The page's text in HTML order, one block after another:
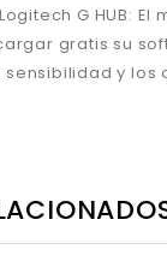
G HUB:
gratis su
y los